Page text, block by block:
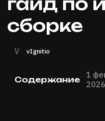
сборке
V vIgnitio
Содержание
1
2026